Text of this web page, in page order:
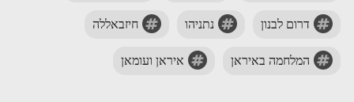
דרום לבנון נתניהו חיזבאללה
המלחמה באיראן איראן ועומאן